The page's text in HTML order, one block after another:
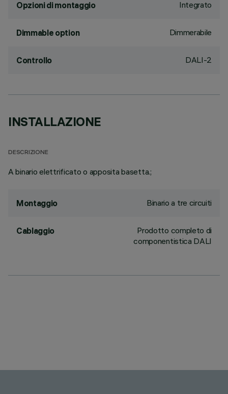
Opzioni di montaggio Integrato
Dimmable option Dimmerabile
Controllo DALI-2
INSTALLAZIONE
DESCRIZIONE
A binario elettrificato o apposita basetta.;
Montaggio Binario a tre circuiti
Cablaggio
Prodotto completo di
componentistica DALI